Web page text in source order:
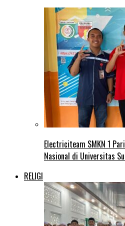
Electriciteam SMKN 1
Nasional di Universitas
RELIGI